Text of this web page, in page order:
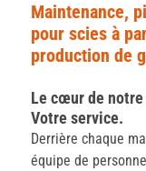
Maintenance,
pour scies à
production de
Le cœur de notre
Votre service.
Derrière chaque
équipe de